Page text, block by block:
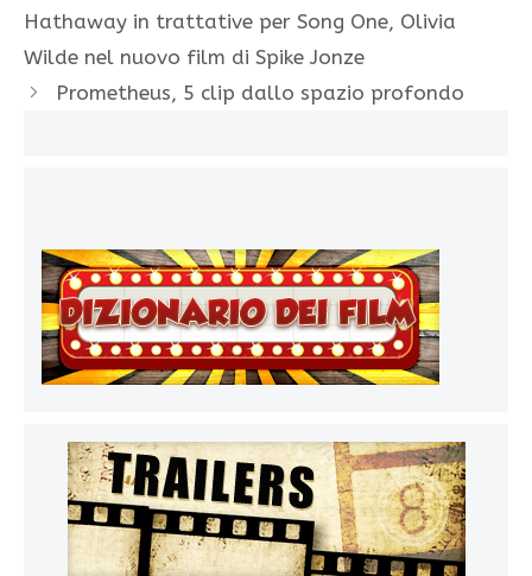
Hathaway in trattative per Song One, Olivia
Wilde nel nuovo film di Spike Jonze
Prometheus, 5 clip dallo spazio profondo